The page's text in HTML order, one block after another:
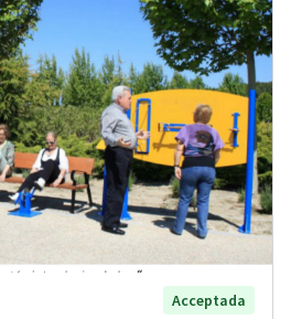
Acceptada